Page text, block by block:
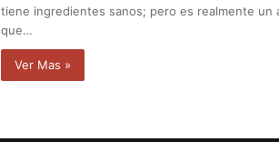
tiene ingredientes sanos; pero es realmente un
que…
Ver Mas »